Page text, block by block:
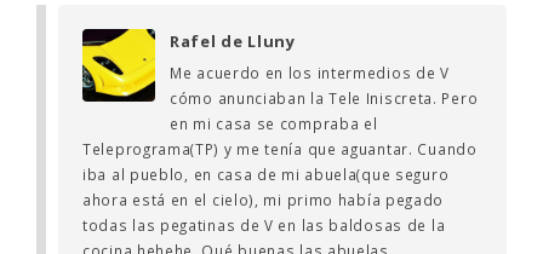
Rafel de Lluny
Me acuerdo en los intermedios de V
cómo anunciaban la Tele Iniscreta. Pero
en mi casa se compraba el
Teleprograma(TP) y me tenía que aguantar. Cuando
iba al pueblo, en casa de mi abuela(que seguro
ahora está en el cielo), mi primo había pegado
todas las pegatinas de V en las baldosas de la